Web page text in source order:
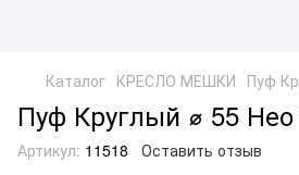
Каталог КРЕСЛО МЕШКИ Пуф
Пуф Круглый ⌀ 55
Артикул: 11518 Оставить отзыв